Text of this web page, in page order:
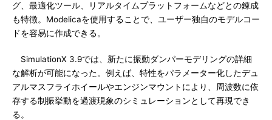
グ、最適化ツール、リアルタイムプラットフォームなどとの錬成
も特徴。Modelicaを使用することで、ユーザー独自のモデルコー
ドを容易に作成できる。
SimulationX 3.9では、新たに振動ダンパーモデリングの詳細
な解析が可能になった。例えば、特性をパラメーター化したデュ
アルマスフライホイールやエンジンマウントにより、周波数に依
存する制振挙動を過渡現象のシミュレーションとして再現でき
る。